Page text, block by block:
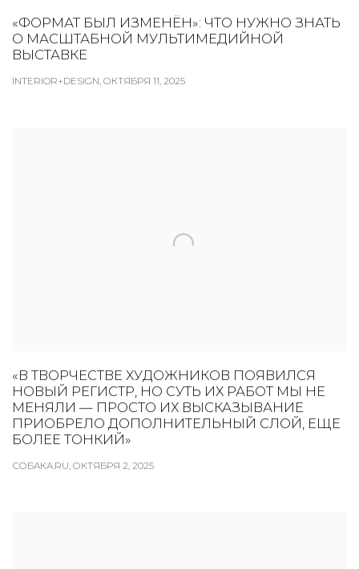
«ФОРМАТ БЫЛ ИЗМЕНЁН»: ЧТО НУЖНО ЗНАТЬ
О МАСШТАБНОЙ МУЛЬТИМЕДИЙНОЙ
ВЫСТАВКЕ
INTERIOR+DESIGN, ОКТЯБРЯ 11, 2025
«В ТВОРЧЕСТВЕ ХУДОЖНИКОВ ПОЯВИЛСЯ
НОВЫЙ РЕГИСТР, НО СУТЬ ИХ РАБОТ МЫ НЕ
МЕНЯЛИ — ПРОСТО ИХ ВЫСКАЗЫВАНИЕ
ПРИОБРЕЛО ДОПОЛНИТЕЛЬНЫЙ СЛОЙ, ЕЩЕ
БОЛЕЕ ТОНКИЙ»
СОБАКА.RU, ОКТЯБРЯ 2, 2025